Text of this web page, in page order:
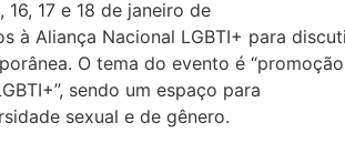
17 e 18 de janeiro de
à Aliança Nacional LGBTI+ para
O tema do evento é
sendo um espaço para
sexual e de gênero.